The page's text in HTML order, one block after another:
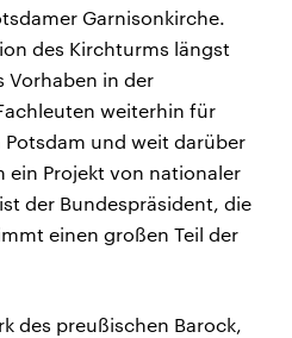
Garnisonkirche.
des Kirchturms längst
Vorhaben in der
weiterhin für
und weit darüber
ein Projekt von nationaler
der Bundespräsident, die
einen großen Teil der
des preußischen Barock,